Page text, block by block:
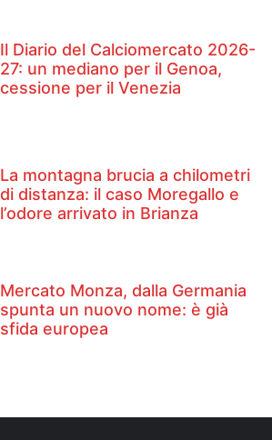
Il Diario del Calciomercato 2026-
27: un mediano per il Genoa,
cessione per il Venezia
La montagna brucia a chilometri
di distanza: il caso Moregallo e
l’odore arrivato in Brianza
Mercato Monza, dalla Germania
spunta un nuovo nome: è già
sfida europea